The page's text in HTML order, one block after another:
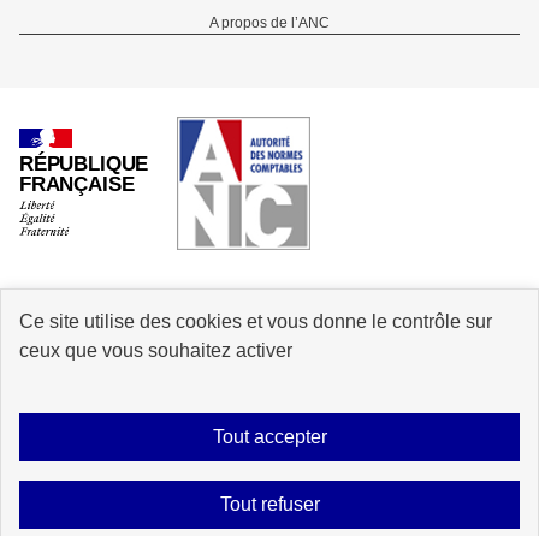
Ce site utilise des cookies et vous donne le contrôle sur
ceux que vous souhaitez activer
Tout accepter
Tout refuser
page
A propos de l’ANC
RÉPUBLIQUE
FRANÇAISE
info.gouv.fr service-public.gouv.fr
Plan du site Accessibilité : Partiellement conforme Mentions légales
A propos des cookies Bandeau des cookies